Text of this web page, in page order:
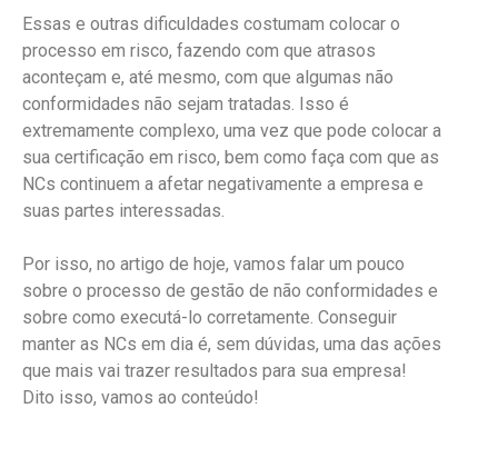
Essas e outras dificuldades costumam colocar o
processo em risco, fazendo com que atrasos
aconteçam e, até mesmo, com que algumas não
conformidades não sejam tratadas. Isso é
extremamente complexo, uma vez que pode colocar a
sua certificação em risco, bem como faça com que as
NCs continuem a afetar negativamente a empresa e
suas partes interessadas.
Por isso, no artigo de hoje, vamos falar um pouco
sobre o processo de gestão de não conformidades e
sobre como executá-lo corretamente. Conseguir
manter as NCs em dia é, sem dúvidas, uma das ações
que mais vai trazer resultados para sua empresa!
Dito isso, vamos ao conteúdo!